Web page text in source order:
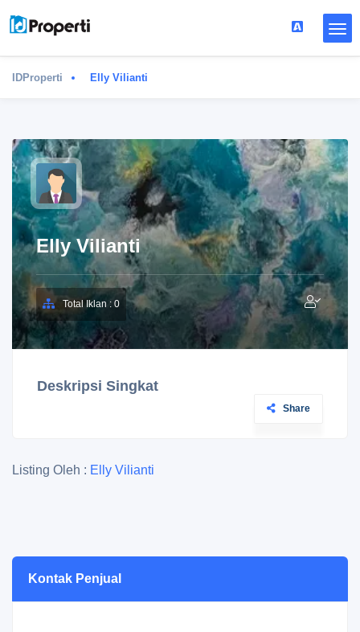
IDProperti Elly Vilianti
Elly Vilianti
Total Iklan : 0
Deskripsi Singkat
Share
Listing Oleh : Elly Vilianti
Kontak Penjual